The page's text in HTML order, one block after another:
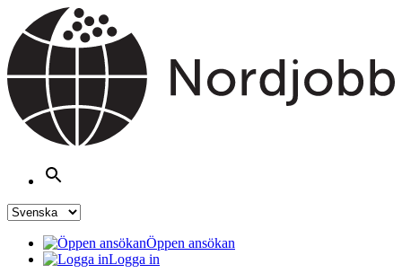
Öppen ansökan
Logga in